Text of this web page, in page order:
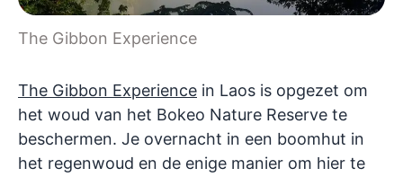
The Gibbon Experience
The Gibbon Experience in Laos is opgezet om
het woud van het Bokeo Nature Reserve te
beschermen. Je overnacht in een boomhut in
het regenwoud en de enige manier om hier te